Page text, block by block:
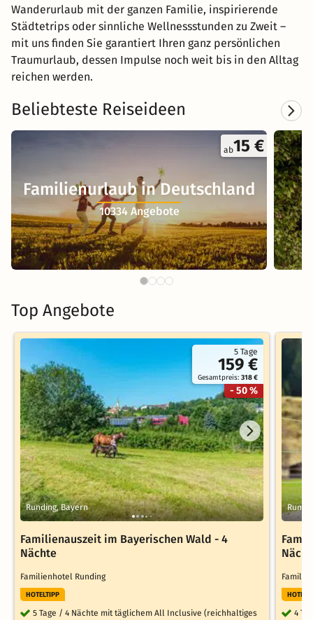
Wanderurlaub mit der ganzen Familie, inspirierende
Städtetrips oder sinnliche Wellnessstunden zu Zweit –
mit uns finden Sie garantiert Ihren ganz persönlichen
Traumurlaub, dessen Impulse noch weit bis in den Alltag
reichen werden.
Beliebteste Reiseideen
ab15 €
Familienurlaub in Deutschland
10334 Angebote
Top Angebote
5 Tage
159 €
Gesamtpreis:318 €
- 50 %
Runding, Bayern
Familienauszeit im Bayerischen Wald - 4
Nächte
Familienhotel Runding
HOTELTIPP
5 Tage / 4 Nächte mit täglichem All Inclusive (reichhaltiges
4